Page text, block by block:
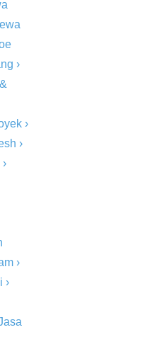
›
›
›
›
›
›